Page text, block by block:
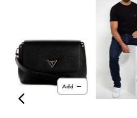
Add